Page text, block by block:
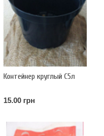
Контейнер круглый С5л
15.00 грн